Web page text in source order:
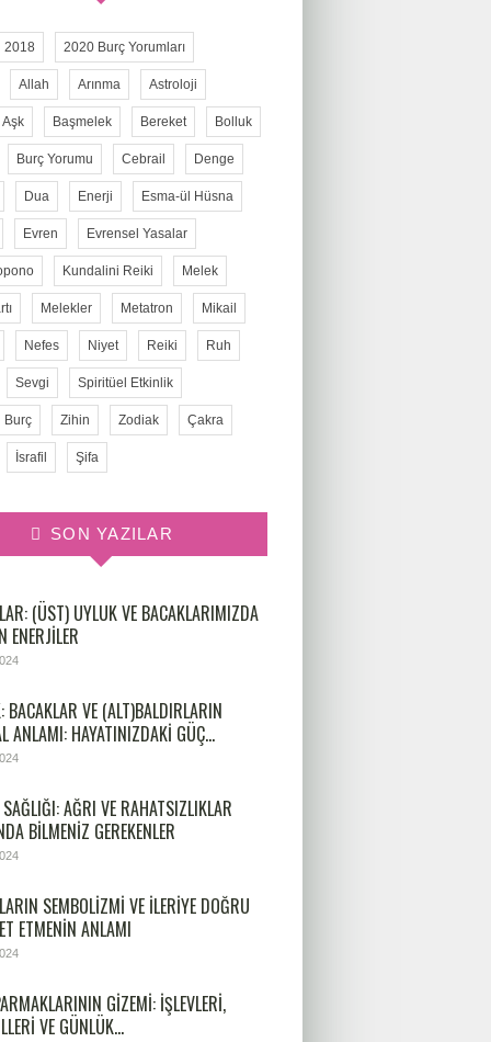
2018 2020 Burç Yorumları
Allah Arınma Astroloji
Aşk Başmelek Bereket Bolluk
Burç Yorumu Cebrail Denge
Dua Enerji Esma-ül Hüsna
Evren Evrensel Yasalar
Kundalini Reiki Melek
Melekler Metatron Mikail
Nefes Niyet Reiki Ruh
Sevgi Spiritüel Etkinlik
Burç Zihin Zodiak Çakra
İsrafil Şifa
SON YAZILAR
(ÜST) UYLUK VE BACAKLARIMIZDA
ENERJILER
BACAKLAR VE (ALT)BALDIRLARIN
ANLAMI: HAYATINIZDAKI GÜÇ…
AĞRI VE RAHATSIZLIKLAR
BILMENIZ GEREKENLER
SEMBOLIZMI VE İLERIYE DOĞRU
ETMENIN ANLAMI
GIZEMI: İŞLEVLERI,
VE GÜNLÜK…